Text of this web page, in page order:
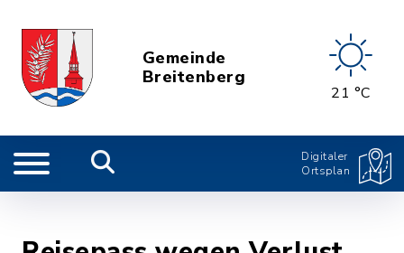
Gemeinde
Breitenberg
21 °C
Digitaler
Ortsplan